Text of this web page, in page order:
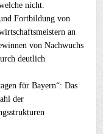
nicht.
Fortbildung von
an
von Nachwuchs
deutlich
für Bayern“: Das
der